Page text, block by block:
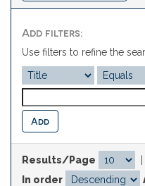
Add filters:
Use filters to refine the
Results/Page
In order